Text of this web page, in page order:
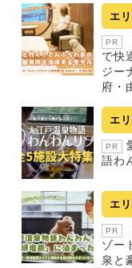
エ
PR
で快
ジー
府・
エ
PR
語わ
エ
PR
ゾー
泉と